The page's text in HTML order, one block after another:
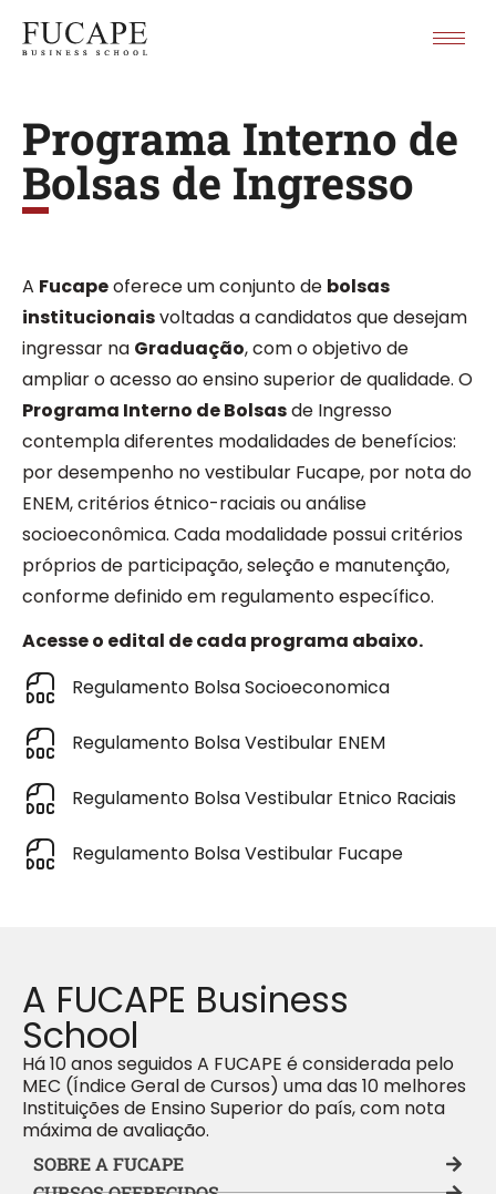
Programa Interno de
Bolsas de Ingresso
A Fucapeoferece um conjunto de bolsas
institucionaisvoltadas a candidatos que desejam
ingressar na Graduação, com o objetivo de
ampliar o acesso ao ensino superior de qualidade. O
Programa Interno de Bolsasde Ingresso
contempla diferentes modalidades de benefícios:
por desempenho no vestibular Fucape, por nota do
ENEM, critérios étnico-raciais ou análise
socioeconômica. Cada modalidade possui critérios
próprios de participação, seleção e manutenção,
conforme definido em regulamento específico.
Acesse o edital de cada programa abaixo.
Regulamento Bolsa Socioeconomica
Regulamento Bolsa Vestibular ENEM
Regulamento Bolsa Vestibular Etnico Raciais
Regulamento Bolsa Vestibular Fucape
A FUCAPE Business
School
Há 10 anos seguidos A FUCAPE é considerada pelo
MEC (Índice Geral de Cursos) uma das 10 melhores
Instituições de Ensino Superior do país, com nota
máxima de avaliação.
SOBRE A FUCAPE